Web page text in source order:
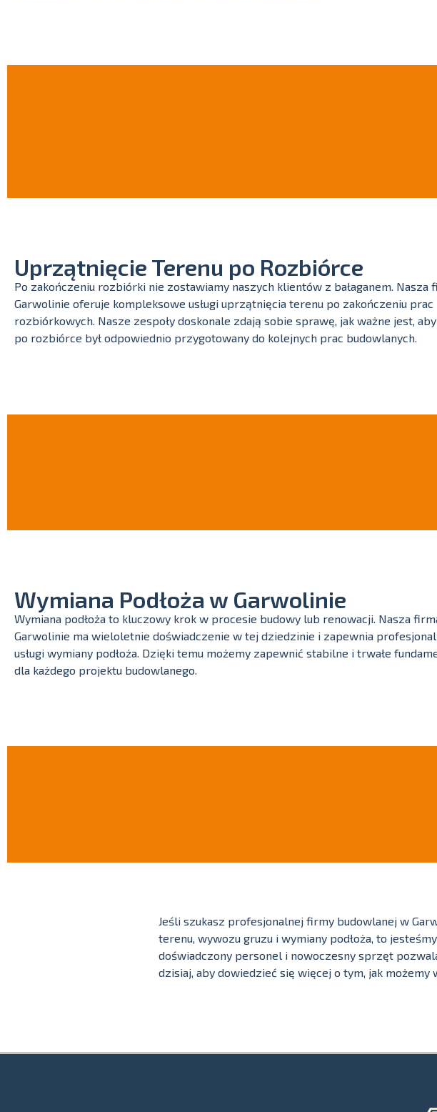
Uprzątnięcie Terenu po Rozbiórce
Po zakończeniu rozbiórki nie zostawiamy naszych klientów z bałaganem. Nasza
Garwolinie oferuje kompleksowe usługi uprzątnięcia terenu po zakończeniu prac
rozbiórkowych. Nasze zespoły doskonale zdają sobie sprawę, jak ważne jest,
po rozbiórce był odpowiednio przygotowany do kolejnych prac budowlanych.
Wymiana Podłoża w Garwolinie
Wymiana podłoża to kluczowy krok w procesie budowy lub renowacji. Nasza
Garwolinie ma wieloletnie doświadczenie w tej dziedzinie i zapewnia
usługi wymiany podłoża. Dzięki temu możemy zapewnić stabilne i trwałe
dla każdego projektu budowlanego.
Jeśli szukasz profesjonalnej firmy budowlanej w
terenu, wywozu gruzu i wymiany podłoża, to
doświadczony personel i nowoczesny sprzęt
dzisiaj, aby dowiedzieć się więcej o tym, jak